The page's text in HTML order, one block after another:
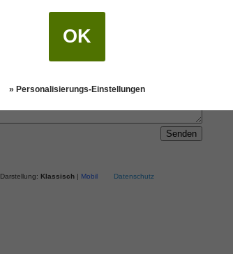
Darstellung: Klassisch| Mobil Datenschutz
OK
» Personalisierungs-Einstellungen